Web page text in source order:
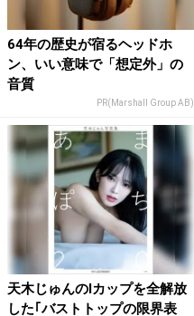
64年の歴史が宿るヘッドホ
ン、いい意味で「想定外」の
音質
PR(Marshall Group AB)
天木じゅんのIカップを全解放
した｢バストトップの限界表